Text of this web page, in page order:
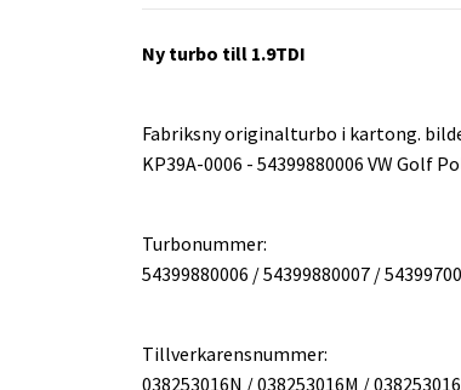
Ny turbo till 1.9TDI
Fabriksny originalturbo i kartong.
KP39A-0006 - 54399880006 VW Golf
Turbonummer:
54399880006 / 54399880007 /
Tillverkarensnummer:
038253016N / 038253016M /